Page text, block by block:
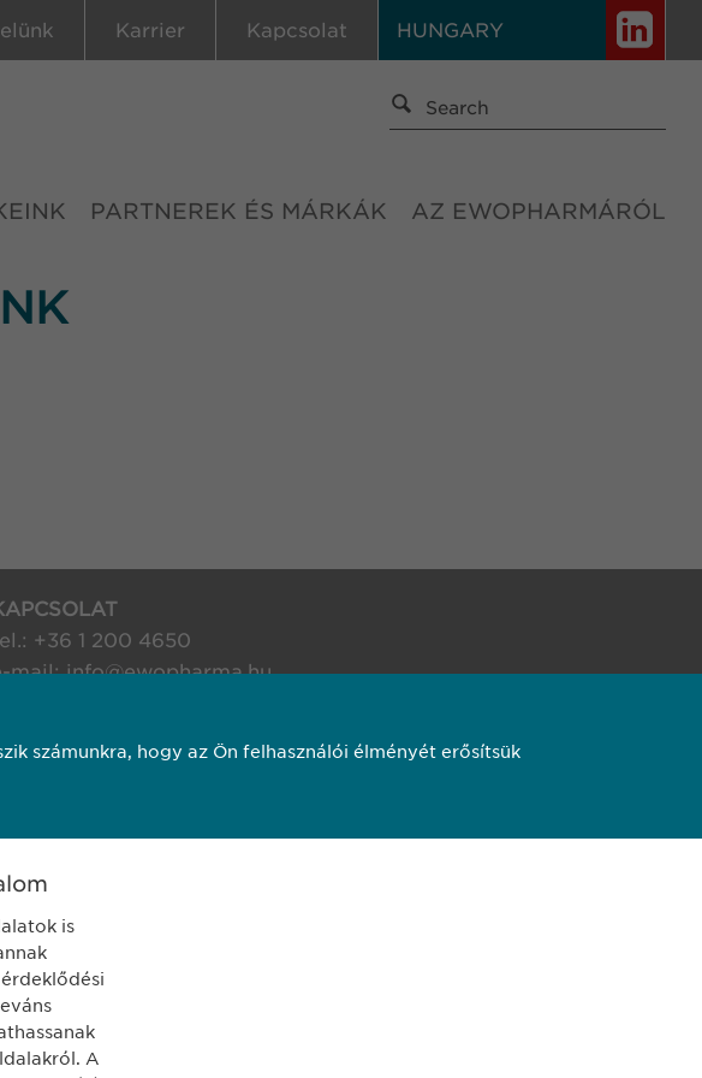
HUNGARY
Karrier Kapcsolat
PARTNEREK ÉS MÁRKÁK AZ EWOPHARMÁRÓL
+36 1 200 4650
mail:info@ewopharma.hu
© Ewopharma AG
számunkra, hogy az Ön felhasználói élményét erősítsük
is
A